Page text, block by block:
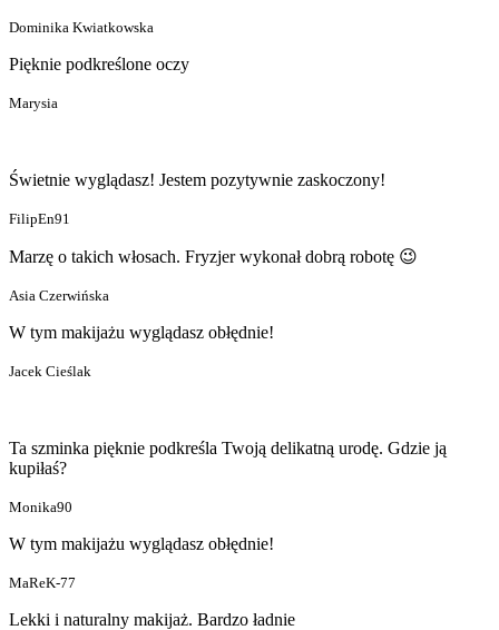
Dominika Kwiatkowska
Pięknie podkreślone oczy
Marysia
Świetnie wyglądasz! Jestem pozytywnie zaskoczony!
FilipEn91
Marzę o takich włosach. Fryzjer wykonał dobrą robotę 😉
Asia Czerwińska
W tym makijażu wyglądasz obłędnie!
Jacek Cieślak
Ta szminka pięknie podkreśla Twoją delikatną urodę. Gdzie ją
kupiłaś?
Monika90
W tym makijażu wyglądasz obłędnie!
MaReK-77
Lekki i naturalny makijaż. Bardzo ładnie